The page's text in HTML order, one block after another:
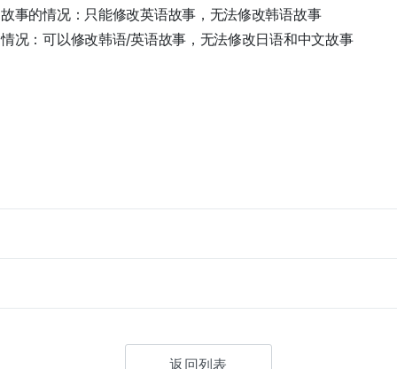
事的情况：只能修改英语故事，无法修改韩语故事
况：可以修改韩语/英语故事，无法修改日语和中文故事
返回列表